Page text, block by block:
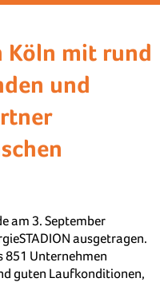
Köln mit rund
und
am 3. September
ausgetragen.
851 Unternehmen
guten Laufkonditionen,